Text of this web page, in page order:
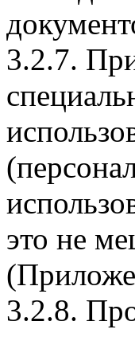
3.2.7.
это не
3.2.8.